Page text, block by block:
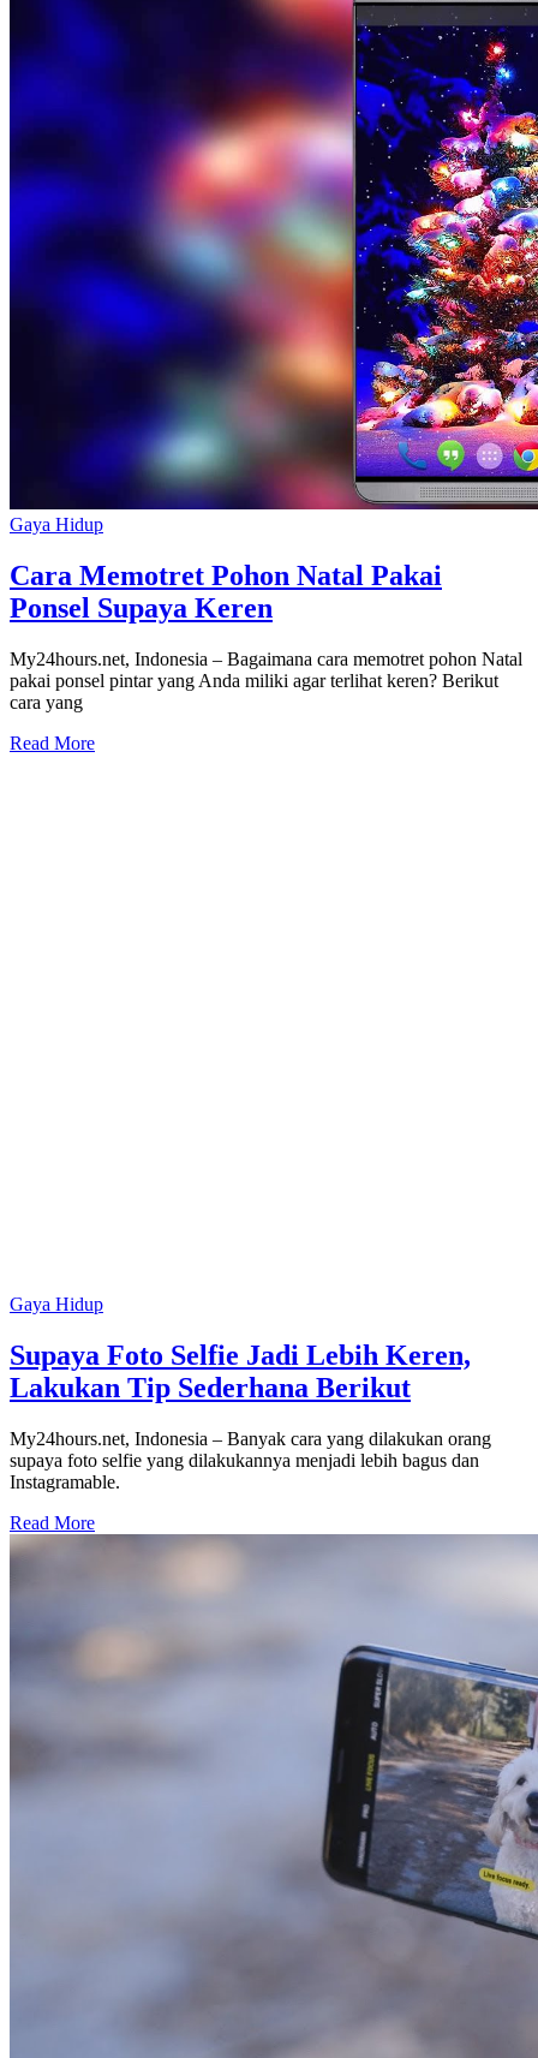
Gaya Hidup
Cara Memotret Pohon Natal Pakai
Ponsel Supaya Keren
My24hours.net, Indonesia – Bagaimana cara memotret pohon Natal
pakai ponsel pintar yang Anda miliki agar terlihat keren? Berikut
cara yang
Read More
Gaya Hidup
Supaya Foto Selfie Jadi Lebih Keren,
Lakukan Tip Sederhana Berikut
My24hours.net, Indonesia – Banyak cara yang dilakukan orang
supaya foto selfie yang dilakukannya menjadi lebih bagus dan
Instagramable.
Read More